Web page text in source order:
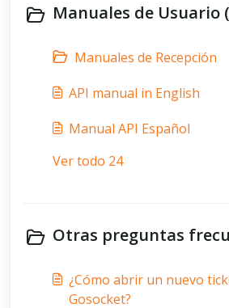
Manuales de Usuario
Manuales de Recepción
API manual in English
Manual API Español
Ver todo 24
Otras preguntas
¿Cómo abrir un nuevo
Gosocket?